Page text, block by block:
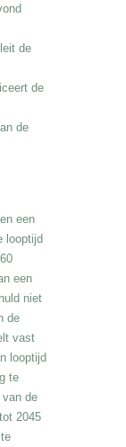
de
de
de
een
looptijd
een
niet
de
vast
looptijd
te
van de
2045